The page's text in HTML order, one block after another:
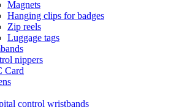
Magnets
Hanging clips for badges
Zip reels
Luggage tags
nippers
Card
control wristbands